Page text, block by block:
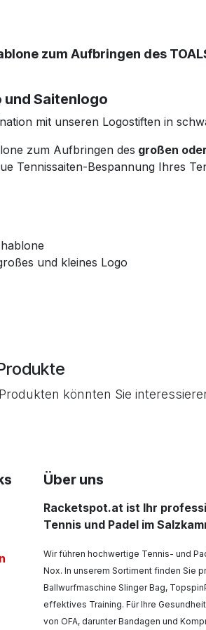
zum Aufbringen des
Saitenlogo
mit unseren Logostiften in
zum Aufbringen des großen
Tennissaiten-Bespannung Ihres
und kleines Logo
könnten Sie
Über uns
Racketspot.at ist Ihr
Tennis und Padel im
Wir führen hochwertige Tennis- und
Nox. In unserem Sortiment finden Sie
Ballwurfmaschine Slinger Bag,
effektives Training. Für Ihre
von OFA, darunter Bandagen und